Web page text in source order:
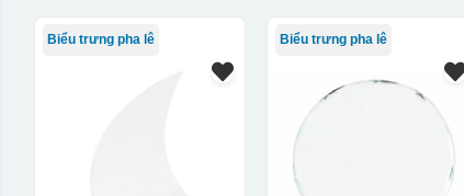
Biểu trưng pha lê Biểu trưng pha lê